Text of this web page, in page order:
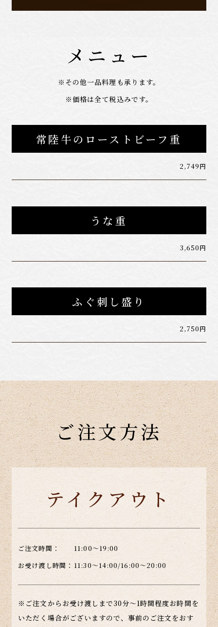
メニュー
※その他一品料理も承ります。
※価格は全て税込みです。
常陸牛のローストビーフ重
2,749円
うな重
3,650円
ふぐ刺し盛り
2,750円
ご注文方法
テイクアウト
ご注文時間：
11:00～19:00
お受け渡し時間： 11:30～14:00/16:00～20:00
※ご注文からお受け渡しまで30分～1時間程度お時間を
いただく場合がございますので、事前のご注文をおす